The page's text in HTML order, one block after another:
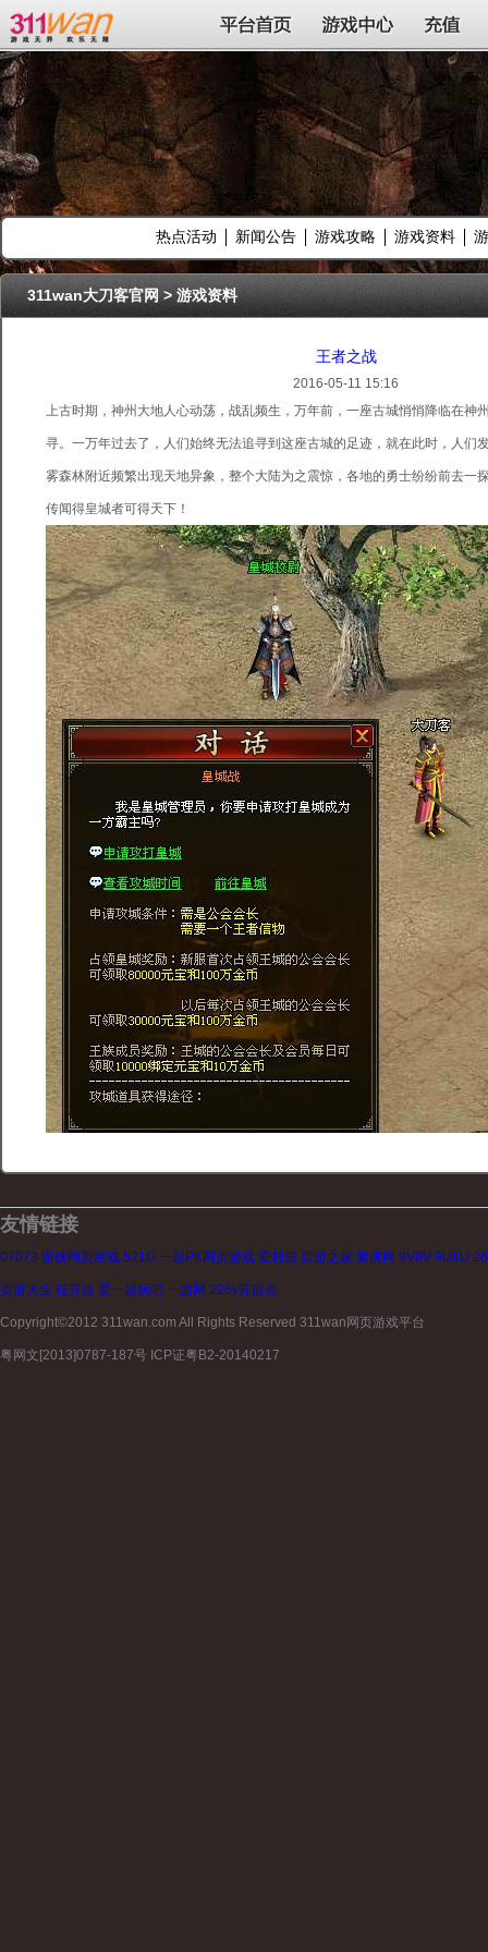
311wan平台 平台首页 游戏中心 充值
热点活动 新闻公告 游戏攻略 游戏资料
311wan大刀客官网 >游戏资料
王者之战
2016-05-11 15:16
上古时期，神州大地人心动荡，战乱频生，万年前，一座古城悄悄降临在神
寻。一万年过去了，人们始终无法追寻到这座古城的足迹，就在此时，人们
雾森林附近频繁出现天地异象，整个大陆为之震惊，各地的勇士纷纷前去一
传闻得皇城者可得天下！
友情链接
07073 游侠网页游戏 521G 一起PK网页游戏 爱村服 页游之家 聚侠网 9V8V 9U8U
页游大全 狂开服 爱一起玩吧 一游网 226y开服表
Copyright©2012 311wan.com All Rights Reserved 311wan网页游戏平台
粤网文[2013]0787-187号 ICP证粤B2-20140217